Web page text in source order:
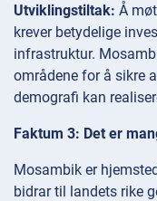
Utviklingstiltak: Å
krever betydelige
infrastruktur.
områdene for å sikre
demografi kan
Faktum 3: Det er
Mosambik er
bidrar til landets rike